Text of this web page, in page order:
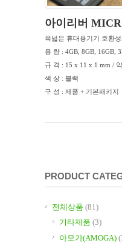
아이리버
폭넓은 휴대용기기 호환
용 량 : 4GB, 8GB, 16GB,
규 격 : 15 x 11 x 1 mm /
색 상 : 블랙
구 성 : 제품 + 기본패키지
PRODUCT
전체상품 (81)
기타제품 (3)
아모가(AMOGA)